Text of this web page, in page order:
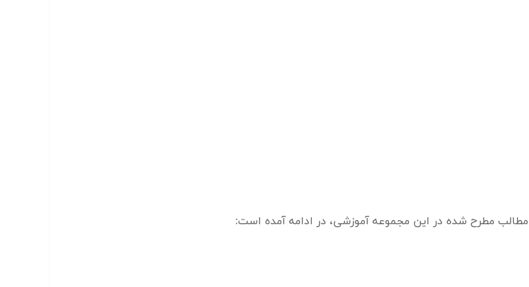
مطرح شده در این مجموعه آموزشی، در ادامه آمده است: